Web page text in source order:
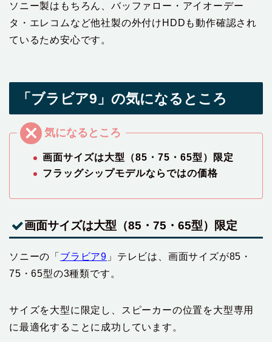
ソニー製はもちろん、バッファロー・アイオーデー
タ・エレコムなど他社製の外付けHDDも動作確認され
ているため安心です。
「ブラビア9」の気になるところ
画面サイズは大型（85・75・65型）限定
フラッグシップモデルならではの価格
画面サイズは大型（85・75・65型）限定
ソニーの「 ブラビア9 」テレビは、画面サイズが85・
75・65型の3種類です。
サイズを大型に限定し、スピーカーの位置を大型専用
に最適化することに成功しています。